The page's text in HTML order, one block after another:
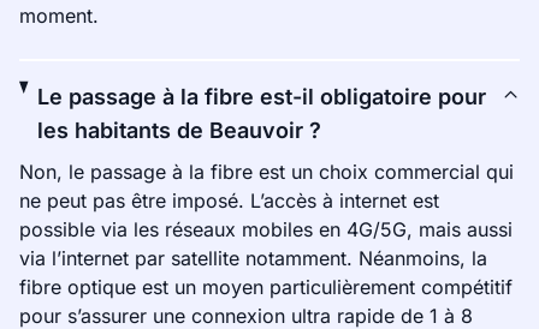
moment.
Le passage à la fibre est-il obligatoire pour
les habitants de Beauvoir ?
Non, le passage à la fibre est un choix commercial qui
ne peut pas être imposé. L’accès à internet est
possible via les réseaux mobiles en 4G/5G, mais aussi
via l’internet par satellite notamment. Néanmoins, la
fibre optique est un moyen particulièrement compétitif
pour s’assurer une connexion ultra rapide de 1 à 8